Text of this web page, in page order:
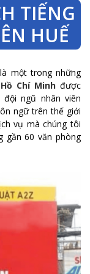
TIẾNG
HUẾ
là một trong những
Chí Minhđược
đội ngũ nhân viên
ngữ trên thế giới
vụ mà chúng tôi
gần 60 văn phòng